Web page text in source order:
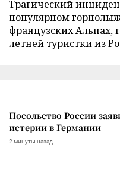
Трагический
популярном
французских Альпах,
летней туристки из
Посольство России
истерии в Германии
2 минуты назад